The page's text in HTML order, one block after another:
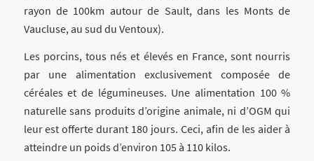
rayon de 100km autour de Sault, dans les Monts de
Vaucluse, au sud du Ventoux).
Les porcins, tous nés et élevés en France, sont nourris
par une alimentation exclusivement composée de
céréales et de légumineuses. Une alimentation 100 %
naturelle sans produits d’origine animale, ni d’OGM qui
leur est offerte durant 180 jours. Ceci, afin de les aider à
atteindre un poids d’environ 105 à 110 kilos.